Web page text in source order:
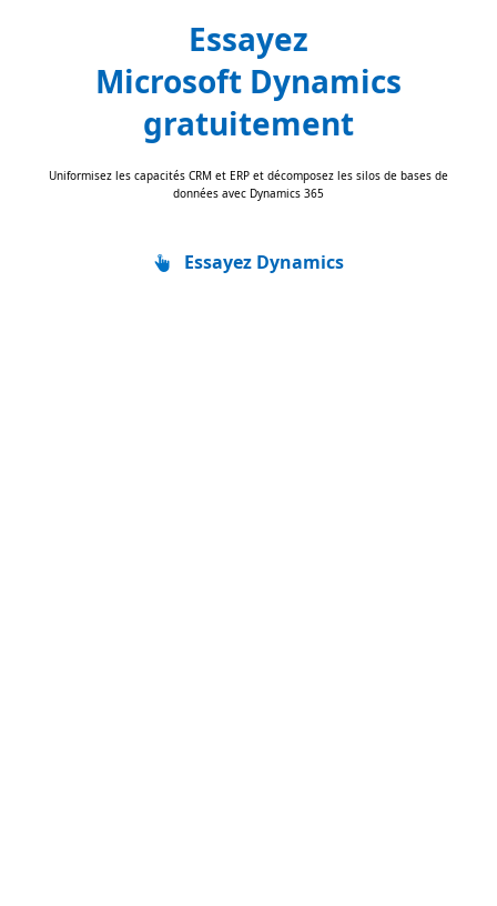
Essayez
Microsoft Dynamics
gratuitement
Uniformisez les capacités CRM et ERP et décomposez les silos de bases de
données avec Dynamics 365
Essayez Dynamics